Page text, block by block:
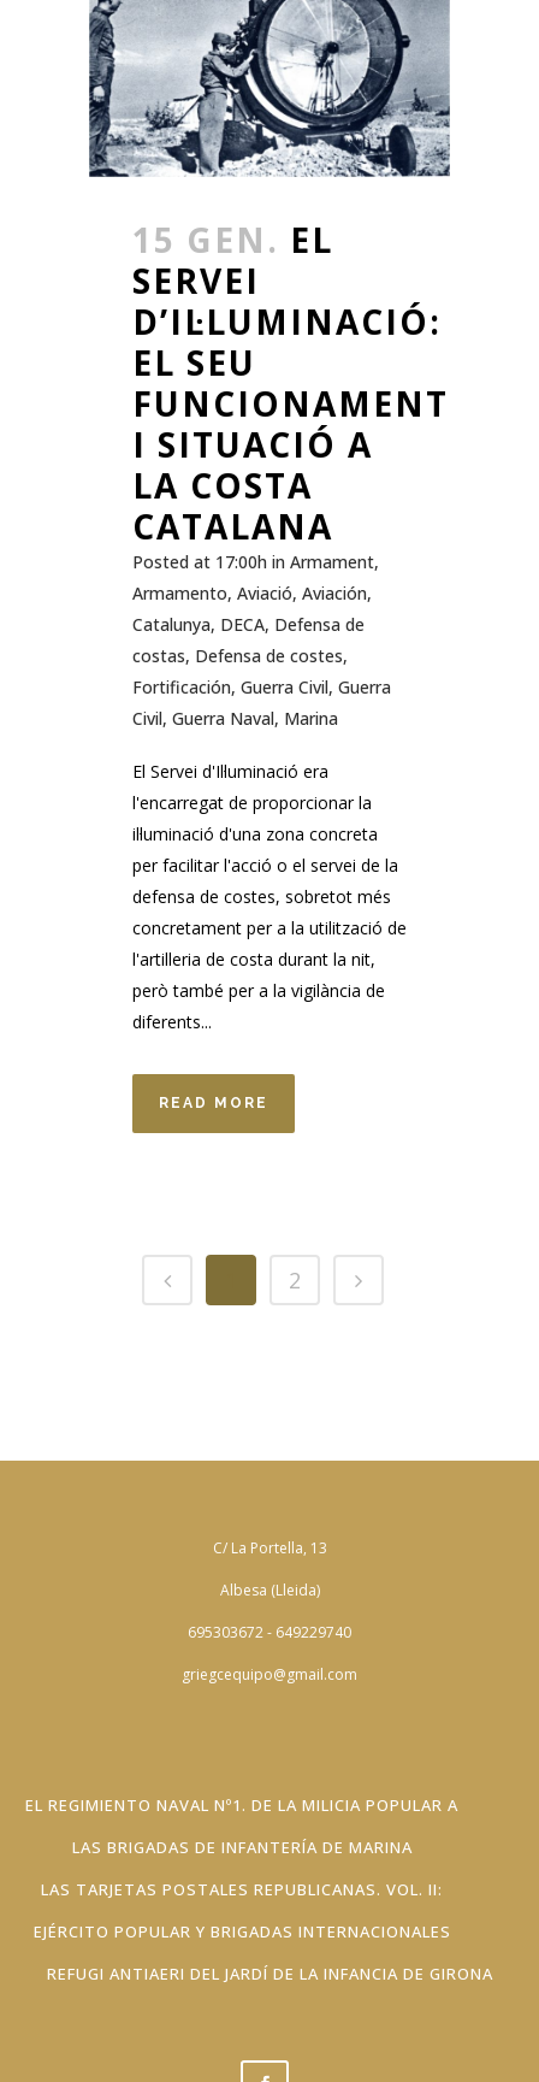
15 GEN. EL
SERVEI
D’IL·LUMINACIÓ:
EL SEU
FUNCIONAMENT
I SITUACIÓ A
LA COSTA
CATALANA
Posted at 17:00h in Armament,
Armamento, Aviació, Aviación,
Catalunya, DECA, Defensa de
costas, Defensa de costes,
Fortificación, Guerra Civil, Guerra
Civil, Guerra Naval, Marina
El Servei d'Il·luminació era
l'encarregat de proporcionar la
il·luminació d'una zona concreta
per facilitar l'acció o el servei de la
defensa de costes, sobretot més
concretament per a la utilització de
l'artilleria de costa durant la nit,
però també per a la vigilància de
diferents...
READ MORE
2
C/ La Portella, 13
Albesa (Lleida)
695303672 - 649229740
griegcequipo@gmail.com
EL REGIMIENTO NAVAL Nº1. DE LA MILICIA POPULAR A
LAS BRIGADAS DE INFANTERÍA DE MARINA
LAS TARJETAS POSTALES REPUBLICANAS. VOL. II:
EJÉRCITO POPULAR Y BRIGADAS INTERNACIONALES
REFUGI ANTIAERI DEL JARDÍ DE LA INFANCIA DE GIRONA